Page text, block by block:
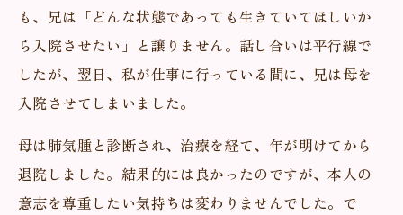
も、兄は「どんな状態であっても生きていてほしいか
ら入院させたい」と譲りません。話し合いは平行線で
したが、翌日、私が仕事に行っている間に、兄は母を
入院させてしまいました。
母は肺気腫と診断され、治療を経て、年が明けてから
退院しました。結果的には良かったのですが、本人の
意志を尊重したい気持ちは変わりませんでした。で